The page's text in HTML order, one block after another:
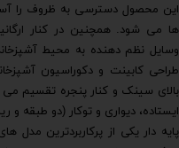
این محصول دسترسی به ظروف را
ها می شود. همچنین در کنار
وسایل نظم دهنده به محیط
طراحی کابینت و دکوراسیون
بالای سینک و کنار پنجره تقسیم
ایستاده، دیواری و توکار (دو طبقه و
پایه دار یکی از پرکاربردترین